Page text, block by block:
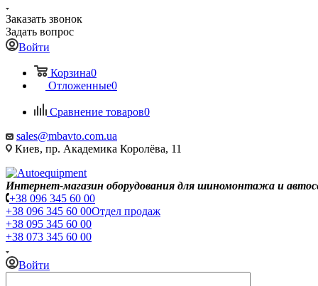
Заказать звонок
Задать вопрос
Войти
Корзина0
Отложенные0
Сравнение товаров0
sales@mbavto.com.ua
Киев, пр. Академика Королёва, 11
Интернет-магазин оборудования для шиномонтажа и
+38 096 345 60 00
+38 096 345 60 00Отдел продаж
+38 095 345 60 00
+38 073 345 60 00
Войти